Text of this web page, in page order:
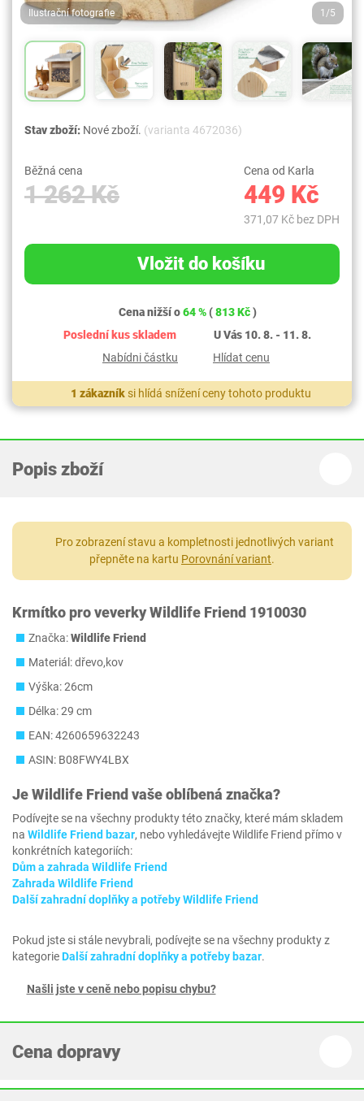
Ilustrační fotografie 1/5
Stav zboží: Nové zboží. (varianta 4672036)
Běžná cena
1 262 Kč
Cena od Karla
449 Kč
371,07 Kč bez DPH
Vložit do košíku
Cena nižší o64 %(813 Kč)
Poslední kus skladem
U Vás 10. 8. - 11. 8.
Nabídni částku
Hlídat cenu
1 zákazník si hlídá snížení ceny tohoto produktu
Popis zboží
Pro zobrazení stavu a kompletnosti jednotlivých variant
přepněte na kartu Porovnání variant.
Krmítko pro veverky Wildlife Friend 1910030
Značka:Wildlife Friend
Materiál: dřevo,kov
Výška: 26cm
Délka: 29 cm
EAN: 4260659632243
ASIN: B08FWY4LBX
JeWildlife Friend vaše oblíbená značka?
Podívejte se na všechny produkty této značky, které mám skladem
na Wildlife Friend bazar, nebo vyhledávejte Wildlife Friend přímo v
konkrétních kategoriích:
Dům a zahrada Wildlife Friend
Zahrada Wildlife Friend
Další zahradní doplňky a potřeby Wildlife Friend
Pokud jste si stále nevybrali, podívejte se na všechny produkty z
kategorieDalší zahradní doplňky a potřeby bazar.
Našli jste v ceně nebo popisu chybu?
Cena dopravy